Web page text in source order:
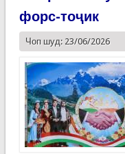
форс-тоҷик
Чоп шуд: 23/06/2026